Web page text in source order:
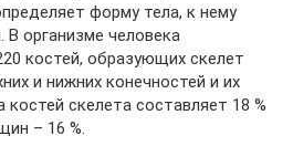
форму тела, к нему
организме человека
костей, образующих скелет
и нижних конечностей и их
скелета составляет 18 %
– 16 %.